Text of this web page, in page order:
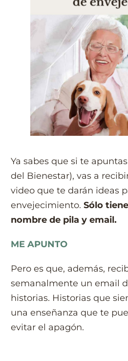
Ya sabes que si te
del Bienestar), vas a
video que te darán ideas
envejecimiento.Sólo
nombre de pila y email.
ME APUNTO
Pero es que, además,
semanalmente un email
historias. Historias que
una enseñanza que te
evitar el apagón.